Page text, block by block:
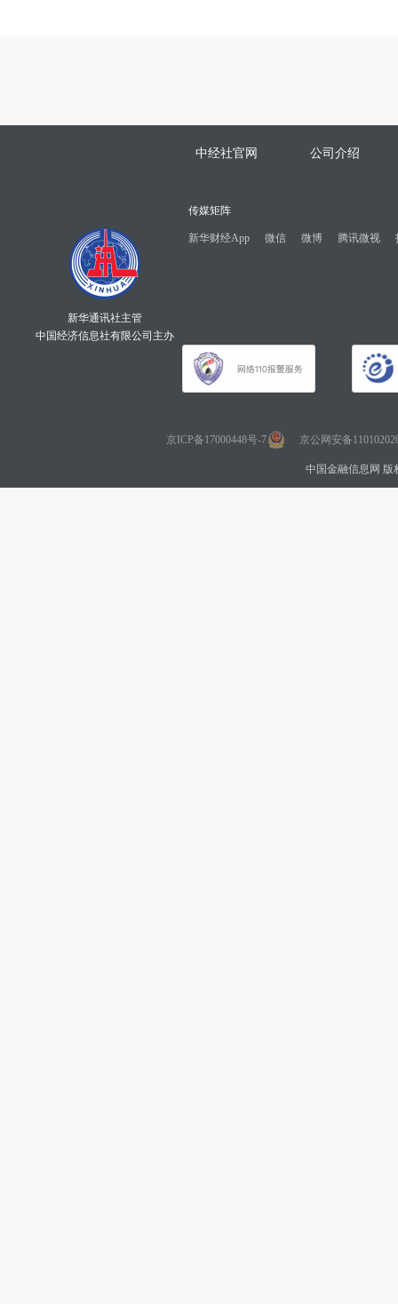
中经社官网 公司介绍
新华通讯社主管
中国经济信息社有限公司主办
传媒矩阵
新华财经App 微信 微博 腾讯微视
京ICP备17000448号-7 京公网安备
中国金融信息网 版